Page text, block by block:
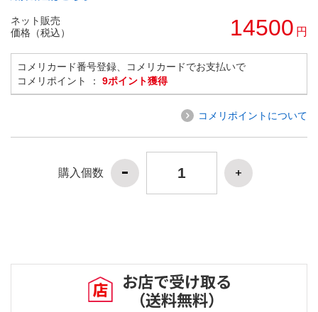
ネット販売
価格（税込）
14500 円
コメリカード番号登録、コメリカードでお支払いで
コメリポイント ： 9ポイント獲得
コメリポイントについて
購入個数
お店で受け取る
（送料無料）